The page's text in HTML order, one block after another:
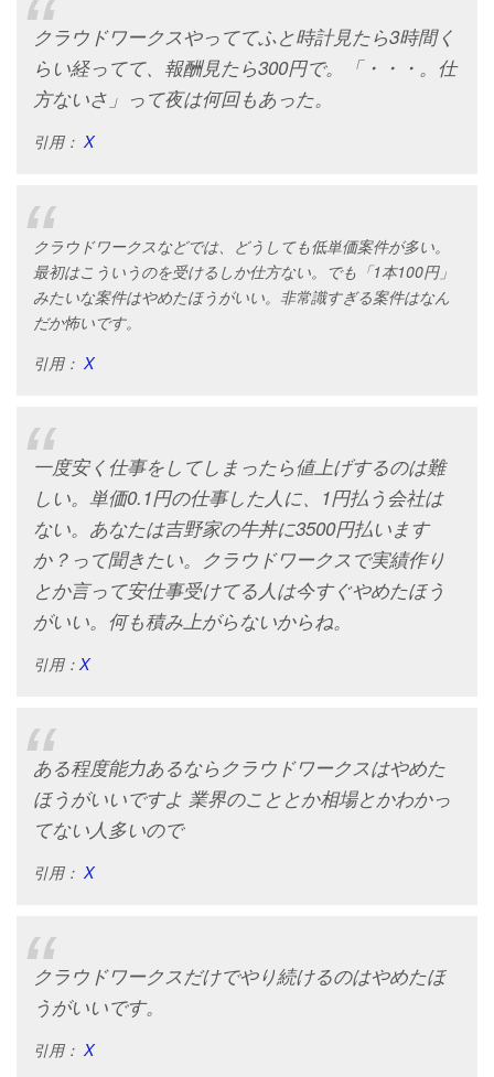
クラウドワークスやっててふと時計見たら3時間く
らい経ってて、報酬見たら300円で。「・・・。仕
方ないさ」って夜は何回もあった。
引用： X
クラウドワークスなどでは、どうしても低単価案件が多い。
最初はこういうのを受けるしか仕方ない。でも「1本100円」
みたいな案件はやめたほうがいい。非常識すぎる案件はなん
だか怖いです。
引用： X
一度安く仕事をしてしまったら値上げするのは難
しい。単価0.1円の仕事した人に、1円払う会社は
ない。あなたは吉野家の牛丼に3500円払います
か？って聞きたい。クラウドワークスで実績作り
とか言って安仕事受けてる人は今すぐやめたほう
がいい。何も積み上がらないからね。
引用： X
ある程度能力あるならクラウドワークスはやめた
ほうがいいですよ 業界のこととか相場とかわかっ
てない人多いので
引用： X
クラウドワークスだけでやり続けるのはやめたほ
うがいいです。
引用： X